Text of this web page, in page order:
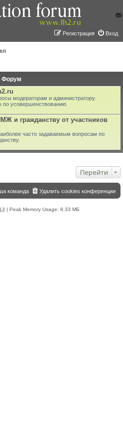
Вход
Регистрация
Форум
модераторам и администратору.
по усовершенствованию
и гражданству от участников
часто задаваемым вопросам по
Перейти
Удалить cookies конференции
команда
| Peak Memory Usage: 8.33 МБ